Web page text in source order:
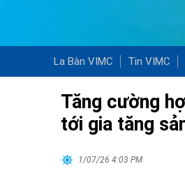
La Bàn VIMC Tin VIMC
Tăng cường
tới gia tăng
1/07/26 4:03 PM